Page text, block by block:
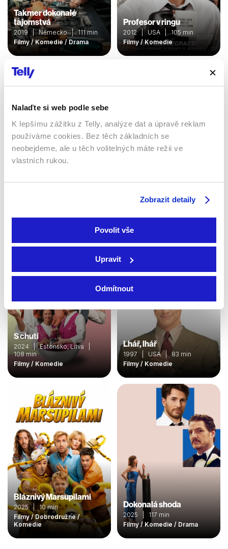
Nalaďte si web podle sebe
K lepšímu zážitku z Telly, analýze dat a úpravě reklam
používáme cookies. Bez těch základních se
neobejdeme, ale u těch volitelných máte režii ve
vlastních rukou.
Zobrazit detaily
Povolit vše
Upravit
Odmítnout
Takmer dokonalé
tajomstvá
2019 | Německo | 111 min
Filmy / Komedie / Drama
Profesor v ringu
2012 | USA | 105 min
Filmy / Komedie
Lisa Frankenstein Tátové
Filmy / Komedie
S chutí
2024 | Estonsko, Litva |
108 min
Filmy / Komedie
Lhář, lhář
1997 | USA | 83 min
Filmy / Komedie
Bláznivý Marsupilami
2025 | 10 min
Filmy / Dobrodružné /
Komedie
Dokonalá shoda
2025 | 117 min
Filmy / Komedie / Drama